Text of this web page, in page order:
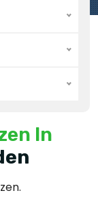
In